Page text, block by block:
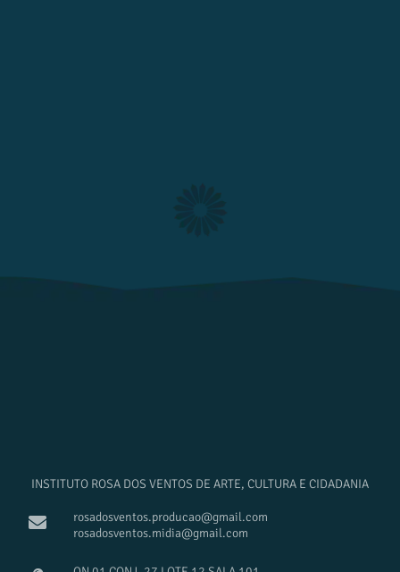
INSTITUTO ROSA DOS VENTOS DE ARTE, CULTURA E CIDADANIA
rosadosventos.producao@gmail.com
rosadosventos.midia@gmail.com